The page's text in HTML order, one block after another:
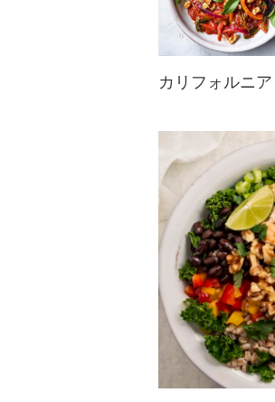
色鮮やかな野
風レッドカレ
るみクリーム
一品。仕上げに
るみを添える
引き立ちます。
カリフォルニ